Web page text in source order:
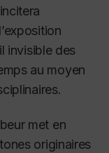
invisible des
au moyen
met en
originaires